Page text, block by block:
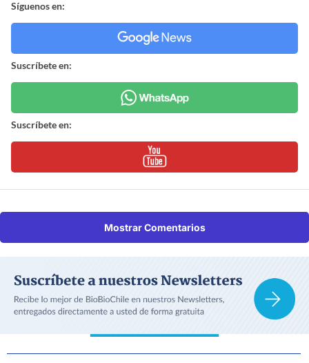
Síguenos en:
Suscríbete en:
Suscríbete en:
Mostrar Comentarios